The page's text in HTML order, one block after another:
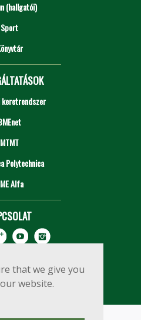
that we give you
website.
(hallgatói)
Sport
MTMT
Polytechnica
Alfa